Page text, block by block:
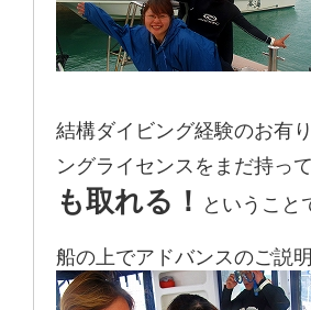
結構ダイビング経験のお有
ングライセンスをまだ持っ
も取れる！
ということ
船の上でアドバンスのご説明